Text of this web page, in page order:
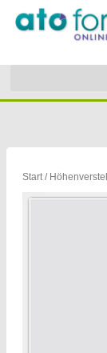
Inhalt
Start/